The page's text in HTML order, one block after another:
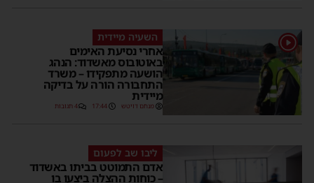
1 השעיה מיידית
אחרי נסיעת האימים
באוטובוס מאשדוד: הנהג
הושעה מתפקידו – משרד
התחבורה הורה על בדיקה
מיידית
מנחם דויטש 17:44 4 תגובות
ליבו שב לפעום
אדם התמוטט בביתו באשדוד
– כוחות ההצלה ביצעו בו